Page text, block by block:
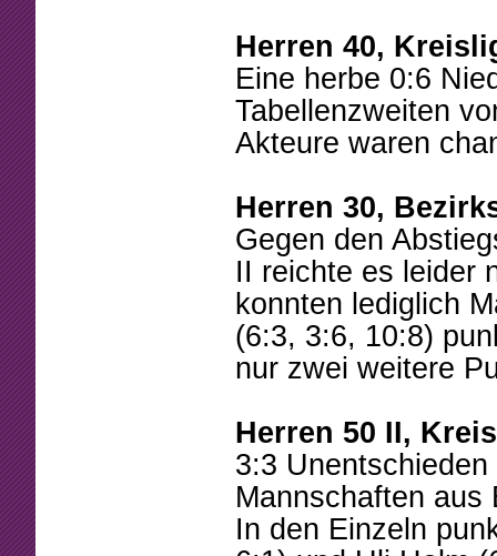
Herren 40,
Eine herbe 0:6
Tabellenzweiten
Akteure waren
Herren 30,
Gegen den
II reichte es leider
konnten lediglich
(6:3, 3:6, 10:8)
nur zwei weitere
Herren 50 II,
3:3
Mannschaften aus
In den Einzeln